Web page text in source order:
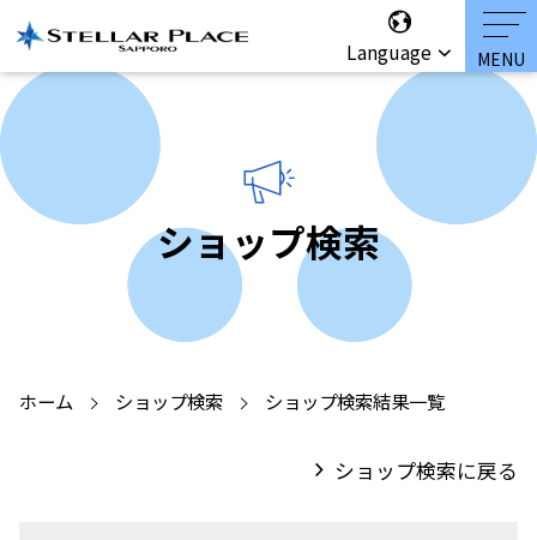
Language
ショップ検索
ホーム ショップ検索 ショップ検索結果一覧
ショップ検索に戻る